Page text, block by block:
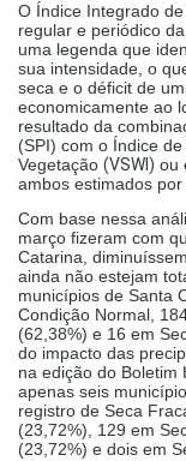
O Índice Integrado
regular e periódico
uma legenda que
sua intensidade, o
seca e o déficit de
economicamente ao
resultado da
(SPI) com o Índice
Vegetação (VSWI) ou
ambos estimados
Com base nessa
março fizeram com
Catarina,
ainda não estejam
municípios de Santa
Condição Normal,
(62,38%) e 16 em
do impacto das
na edição do Boletim
apenas seis
registro de Seca
(23,72%), 129 em
(23,72%) e dois em